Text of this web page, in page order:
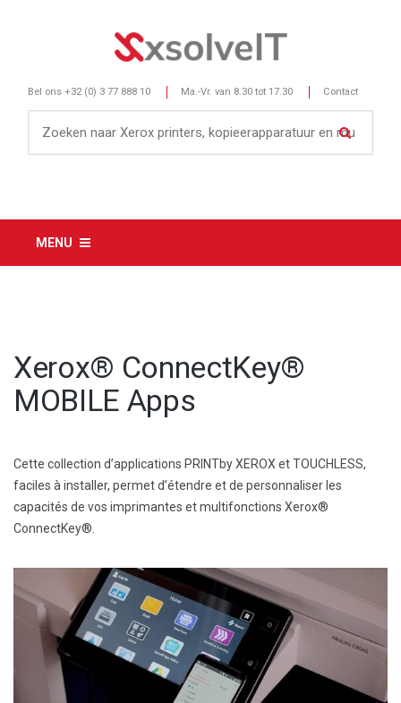
Bel ons +32 (0) 3 77 888 10 Ma.-Vr. van 8.30 tot 17.30 Contact
MENU
Xerox® ConnectKey®
MOBILE Apps
Cette collection d’applications PRINTby XEROX et TOUCHLESS,
faciles à installer, permet d’étendre et de personnaliser les
capacités de vos imprimantes et multifonctions Xerox®
ConnectKey®.